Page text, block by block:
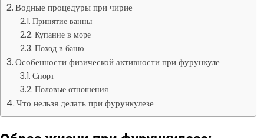
Водные процедуры при чирие
Принятие ванны
Купание в море
Поход в баню
Особенности физической активности при фурункуле
Спорт
Половые отношения
Что нельзя делать при фурункулезе